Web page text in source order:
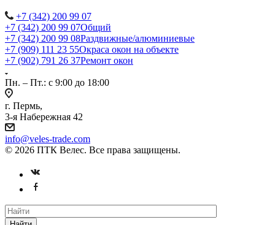
+7 (342) 200 99 07
+7 (342) 200 99 07Общий
+7 (342) 200 99 08Раздвижные/алюминиевые
+7 (909) 111 23 55Окраса окон на объекте
+7 (902) 791 26 37Ремонт окон
Пн. – Пт.: с 9:00 до 18:00
г. Пермь,
3-я Набережная 42
info@veles-trade.com
© 2026 ПТК Велес. Все права защищены.